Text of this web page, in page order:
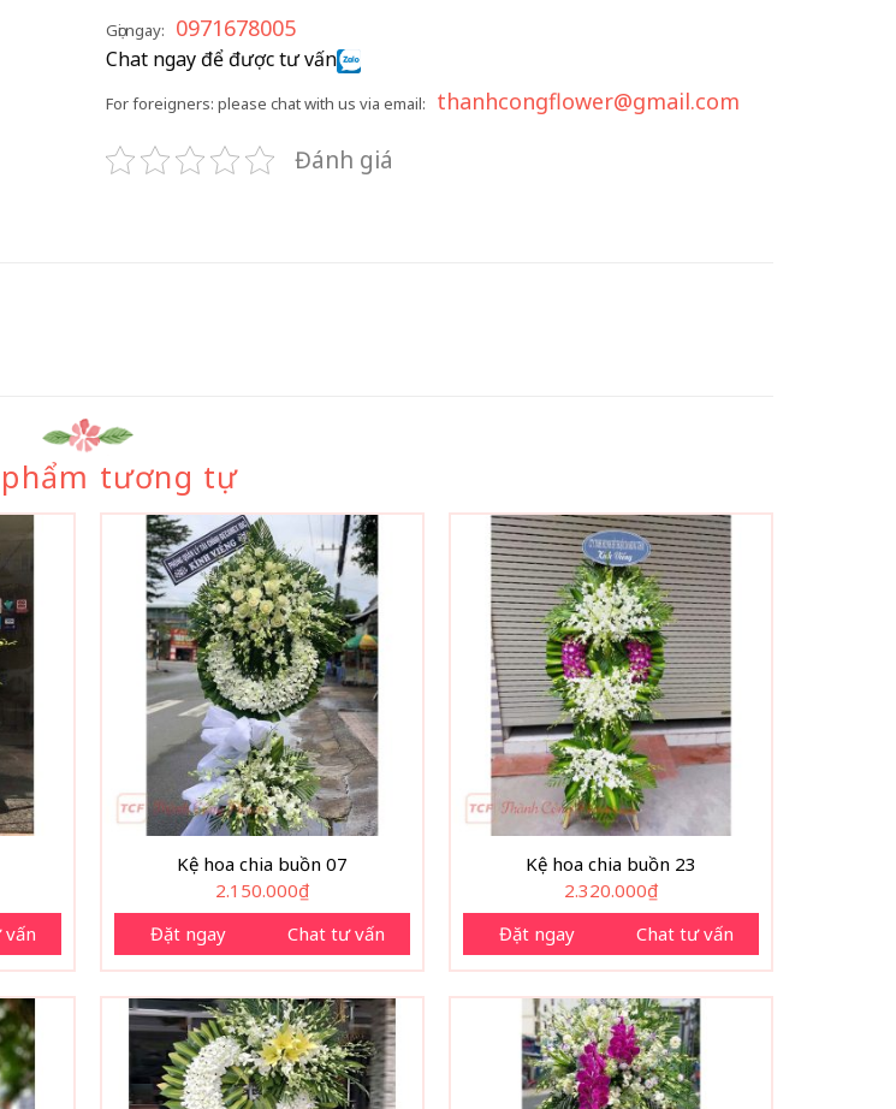
Gọi ngay: 0971678005
Chat ngay để được tư vấn
For foreigners: please chat with us via email: thanhcongflower@gmail.com
Đánh giá
phẩm tương tự
vấn
Kệ hoa chia buồn 07
2.150.000₫
Đặt ngay
Chat tư vấn
Kệ hoa chia buồn 23
2.320.000₫
Đặt ngay
Chat tư vấn